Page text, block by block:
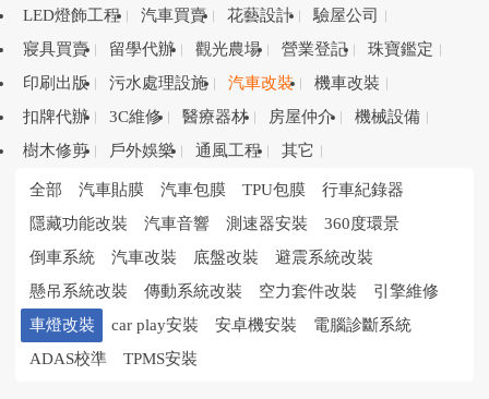
LED燈飾工程
汽車買賣 花藝設計
驗屋公司
寢具買賣
留學代辦 觀光農場 營業登記
珠寶鑑定
印刷出版
污水處理設施 汽車改裝
機車改裝
扣牌代辦
3C維修 醫療器材 房屋仲介
機械設備
樹木修剪
戶外娛樂 通風工程 其它
全部 汽車貼膜 汽車包膜 TPU包膜
行車紀錄器
隱藏功能改裝
汽車音響 測速器安裝
360度環景
倒車系統
汽車改裝 底盤改裝
避震系統改裝
懸吊系統改裝
傳動系統改裝 空力套件改裝
引擎維修
車燈改裝
car play安裝 安卓機安裝
電腦診斷系統
ADAS校準
TPMS安裝